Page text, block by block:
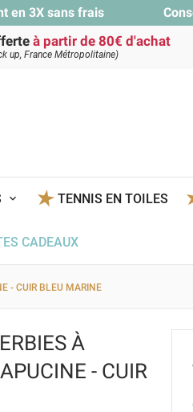
en 3X sans frais
à partir de 80€ d'achat
up, France Métropolitaine)
TENNIS EN TOILES
CADEAUX
- CUIR BLEU MARINE
À
- CUIR